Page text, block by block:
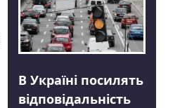
В Україні посилять
відповідальність